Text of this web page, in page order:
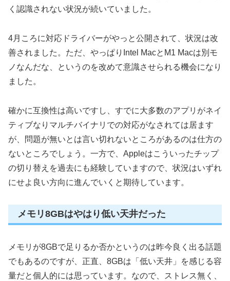
く認識されない状況が続いていました。
4月ころに対応ドライバーがやっと公開されて、状況は改
善されました。ただ、やっぱりIntel MacとM1 Macは別モ
ノなんだな、というのを改めて意識させられる機会になり
ました。
確かに互換性は高いですし、すでに大多数のアプリがネイ
ティブなりマルチバイナリでの対応がなされては居ます
が、問題が無いとは言い切れないところがあるのは仕方の
ないところでしょう。一方で、Appleはこういったチップ
の切り替えを過去にも経験していますので、状況はいずれ
にせよ良い方向に進んでいくと期待しています。
メモリ8GBはやはり低い天井だった
メモリが8GBで足りるか否かというのは昨今良く出る話題
でもあるのですが、正直、8GBは「低い天井」を感じる容
量だと個人的には思っています。なので、ストレス無く、